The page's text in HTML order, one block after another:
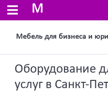
M
Мебель для бизнеса и
Оборудование
услуг в Санкт-